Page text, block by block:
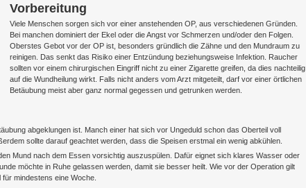
Vorbereitung
Viele Menschen sorgen sich vor einer anstehenden OP, aus verschiedenen Gründen.
Bei manchen dominiert der Ekel oder die Angst vor Schmerzen und/oder den Folgen.
Oberstes Gebot vor der OP ist, besonders gründlich die Zähne und den Mundraum zu
reinigen. Das senkt das Risiko einer Entzündung beziehungsweise Infektion. Raucher
sollten vor einem chirurgischen Eingriff nicht zu einer Zigarette greifen, da dies nachteilig
auf die Wundheilung wirkt. Falls nicht anders vom Arzt mitgeteilt, darf vor einer örtlichen
Betäubung meist aber ganz normal gegessen und getrunken werden.
abgeklungen ist. Manch einer hat sich vor Ungeduld schon das Oberteil voll
sollte darauf geachtet werden, dass die Speisen erstmal ein wenig abkühlen.
Mund nach dem Essen vorsichtig auszuspülen. Dafür eignet sich klares Wasser oder
möchte in Ruhe gelassen werden, damit sie besser heilt. Wie vor der Operation gilt
mindestens eine Woche.